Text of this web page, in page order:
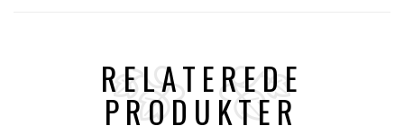
RELATEREDE
PRODUKTER